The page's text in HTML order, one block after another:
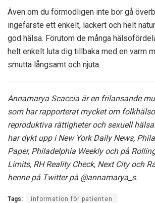
Även om du förmodligen inte bör gå
ingefärste ett enkelt, läckert och helt
god hälsa. Förutom de många
helt enkelt luta dig tillbaka med en varm
smutta långsamt och njuta.
Annamarya Scaccia är en frilansande
som har rapporterat mycket om
reproduktiva rättigheter och sexuell
har dykt upp i New York Daily News,
Paper, Philadelphia Weekly och på
Limits, RH Reality Check, Next City och
henne på Twitter på @annamarya_s.
Tags: information för patienten